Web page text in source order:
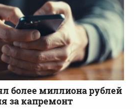
более миллиона рублей
за капремонт